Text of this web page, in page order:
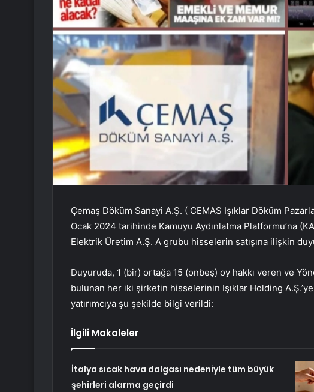
Çemaş Döküm Sanayi A.Ş. ( CEMAS Işıklar Döküm
Ocak 2024 tarihinde Kamuyu Aydınlatma Platformu’na
Elektrik Üretim A.Ş. A grubu hisselerin satışına ilişkin
Duyuruda, 1 (bir) ortağa 15 (onbeş) oy hakkı veren ve
bulunan her iki şirketin hisselerinin Işıklar Holding
yatırımcıya şu şekilde bilgi verildi:
İlgili Makaleler
İtalya sıcak hava dalgası nedeniyle tüm büyük
şehirleri alarma geçirdi